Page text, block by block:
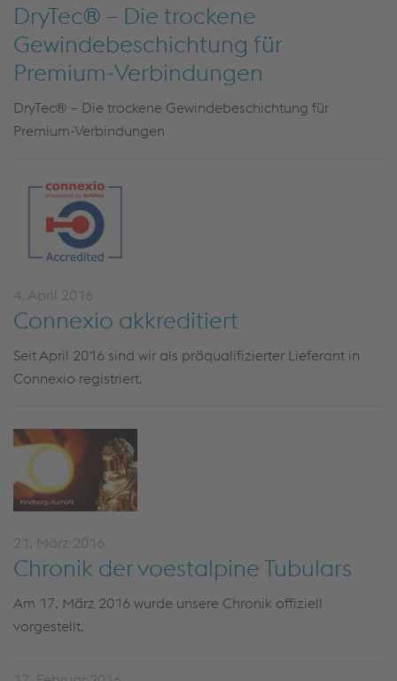
DryTec® – Die trockene
Gewindebeschichtung für
Premium-Verbindungen
DryTec® – Die trockene Gewindebeschichtung für
Premium-Verbindungen
4. April 2016
Connexio akkreditiert
Seit April 2016 sind wir als präqualifizierter Lieferant in
Connexio registriert.
21. März 2016
Chronik der voestalpine Tubulars
Am 17. März 2016 wurde unsere Chronik offiziell
vorgestellt.